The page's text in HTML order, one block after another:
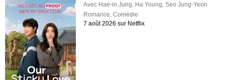
Avec Hae-in Jung Ha Young ,Seo Jung-Yeon
Romance ,Comédie
7 août 2026 sur Netflix